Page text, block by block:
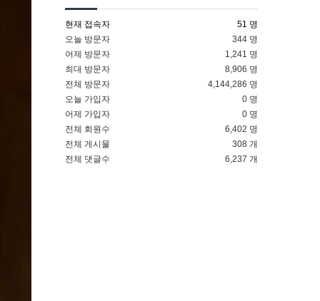
현재 접속자
51 명
오늘 방문자
344 명
어제 방문자
1,241 명
최대 방문자
8,906 명
전체 방문자
4,144,286 명
오늘 가입자
0 명
어제 가입자
0 명
전체 회원수
6,402 명
전체 게시물
308 개
전체 댓글수
6,237 개